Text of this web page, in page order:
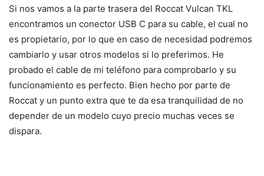
Si nos vamos a la parte trasera del Roccat Vulcan TKL
encontramos un conector USB C para su cable, el cual no
es propietario, por lo que en caso de necesidad podremos
cambiarlo y usar otros modelos si lo preferimos. He
probado el cable de mi teléfono para comprobarlo y su
funcionamiento es perfecto. Bien hecho por parte de
Roccat y un punto extra que te da esa tranquilidad de no
depender de un modelo cuyo precio muchas veces se
dispara.